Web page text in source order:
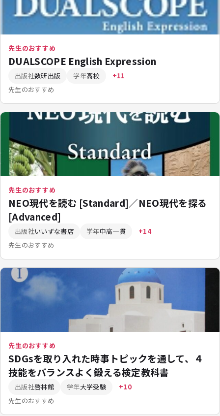
先生のおすすめ
DUALSCOPE English Expression
出版社数研出版 学年高校 +11
先生のおすすめ
先生のおすすめ
NEO現代を読む [Standard]／NEO現代を探る
[Advanced]
出版社いいずな書店 学年中高一貫 +14
先生のおすすめ
先生のおすすめ
SDGsを取り入れた時事トピックを通して、４
技能をバランスよく鍛える検定教科書
出版社啓林館 学年大学受験 +10
先生のおすすめ